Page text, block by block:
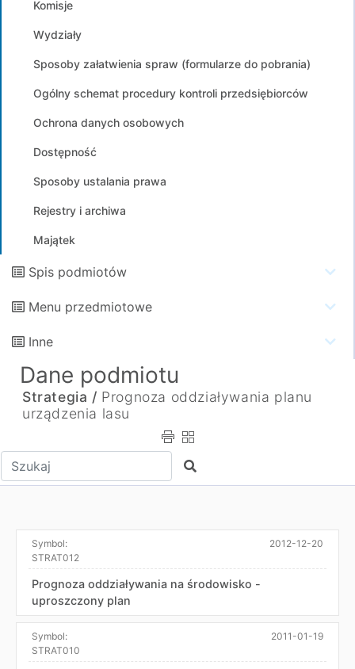
Komisje
Wydziały
Sposoby załatwienia spraw (formularze do pobrania)
Ogólny schemat procedury kontroli przedsiębiorców
Ochrona danych osobowych
Dostępność
Sposoby ustalania prawa
Rejestry i archiwa
Majątek
Spis podmiotów
Menu przedmiotowe
Inne
Dane podmiotu
Strategia / Prognoza oddziaływania planu
urządzenia lasu
Wpisz tekst do wyszukania Szukaj
Symbol:
STRAT012
2012-12-20
Prognoza oddziaływania na środowisko -
uproszczony plan
Symbol:
STRAT010
2011-01-19